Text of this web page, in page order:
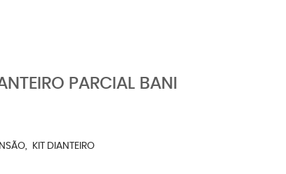
PARCIAL BANI
KIT DIANTEIRO